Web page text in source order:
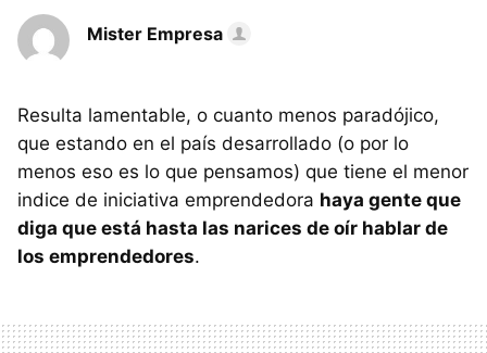
Mister Empresa
Resulta lamentable, o cuanto menos paradójico,
que estando en el país desarrollado (o por lo
menos eso es lo que pensamos) que tiene el menor
indice de iniciativa emprendedora haya gente que
diga que está hasta las narices de oír hablar de
los emprendedores.